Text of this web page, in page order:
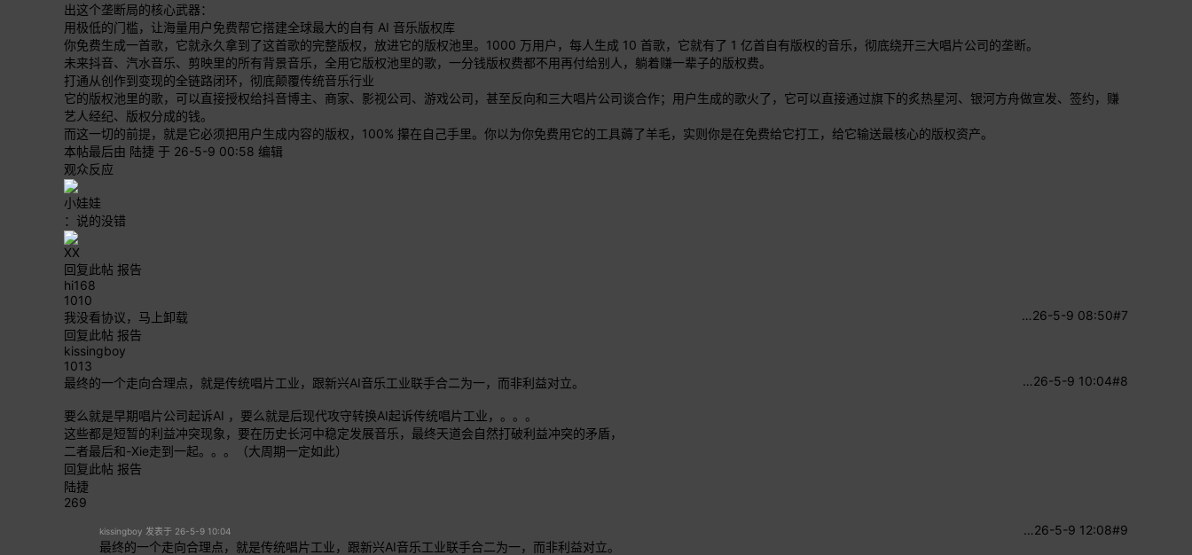
出这个垄断局的核心武器：
用极低的门槛，让海量用户免费帮它搭建全球最大的自有 AI 音乐版权库
你免费生成一首歌，它就永久拿到了这首歌的完整版权，放进它的版权池里。1000 万用户，每人生成 10 首歌，它就有了 1 亿首自有版权的音乐，彻底绕开三大唱片公司的垄断。
未来抖音、汽水音乐、剪映里的所有背景音乐，全用它版权池里的歌，一分钱版权费都不用再付给别人，躺着赚一辈子的版权费。
打通从创作到变现的全链路闭环，彻底颠覆传统音乐行业
它的版权池里的歌，可以直接授权给抖音博主、商家、影视公司、游戏公司，甚至反向和三大唱片公司谈合作；用户生成的歌火了，它可以直接通过旗下的炙热星河、银河方舟做宣发、签约，赚
艺人经纪、版权分成的钱。
而这一切的前提，就是它必须把用户生成内容的版权，100% 攥在自己手里。你以为你免费用它的工具薅了羊毛，实则你是在免费给它打工，给它输送最核心的版权资产。
本帖最后由 陆捷 于 26-5-9 00:58 编辑
观众反应
小娃娃
：说的没错
XX
回复此帖 报告
hi168
1010
#7
26-5-9 08:50
…
我没看协议，马上卸载
回复此帖 报告
kissingboy
1013
#8
26-5-9 10:04
…
最终的一个走向合理点，就是传统唱片工业，跟新兴AI音乐工业联手合二为一，而非利益对立。
要么就是早期唱片公司起诉AI ，要么就是后现代攻守转换AI起诉传统唱片工业，。。。
这些都是短暂的利益冲突现象，要在历史长河中稳定发展音乐，最终天道会自然打破利益冲突的矛盾，
二者最后和-Xie走到一起。。。（大周期一定如此）
回复此帖 报告
陆捷
269
#9
26-5-9 12:08
…
kissingboy 发表于 26-5-9 10:04
最终的一个走向合理点，就是传统唱片工业，跟新兴AI音乐工业联手合二为一，而非利益对立。